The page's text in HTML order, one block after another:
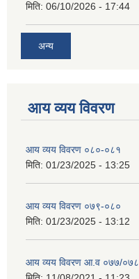
मिति: 06/10/2026 - 17:44
अन्य
आय व्यय विवरण
आय व्यय विवरण ०८०-०८१
मिति: 01/23/2025 - 13:25
आय व्यय विवरण ०७९-०८०
मिति: 01/23/2025 - 13:12
आय व्यय विवरण आ.व ०७७/०७८